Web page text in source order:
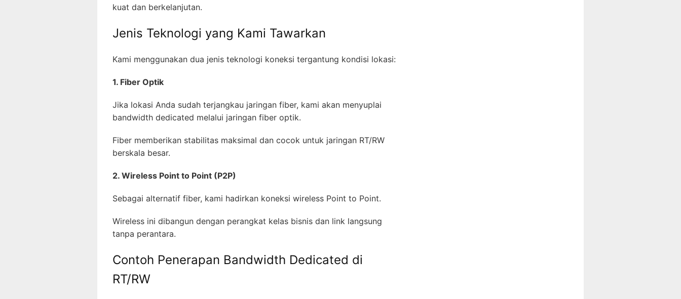
kuat dan berkelanjutan.
Jenis Teknologi yang Kami Tawarkan
Kami menggunakan dua jenis teknologi koneksi tergantung kondisi lokasi:
1. Fiber Optik
Jika lokasi Anda sudah terjangkau jaringan fiber, kami akan menyuplai
bandwidth dedicated melalui jaringan fiber optik.
Fiber memberikan stabilitas maksimal dan cocok untuk jaringan RT/RW
berskala besar.
2. Wireless Point to Point (P2P)
Sebagai alternatif fiber, kami hadirkan koneksi wireless Point to Point.
Wireless ini dibangun dengan perangkat kelas bisnis dan link langsung
tanpa perantara.
Contoh Penerapan Bandwidth Dedicated di
RT/RW